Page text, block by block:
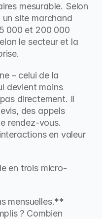
un site marchand
000 et 200 000
le secteur et la
– celui de la
devient moins
directement. Il
des appels
rendez-vous.
en valeur
en trois micro-
mensuelles.**
? Combien